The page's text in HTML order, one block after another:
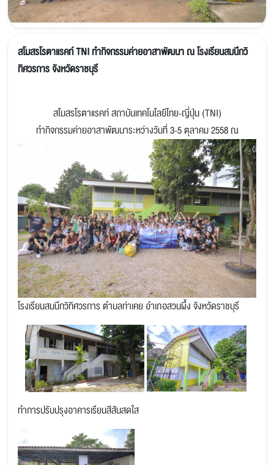
สโมสรโรตาแรคท์ TNI ทำกิจกรรมค่ายอาสาพัฒนา ณ โรงเรียนสมนึกวิ
ทิศวรการ จังหวัดราชบุรี
สโมสรโรตาแรคท์ สถาบันเทคโนโลยีโทย-ญี่ปุ่น (TNI)
ทำกิจกรรมค่ายอาสาพัฒนาระหว่างวันที่ 3-5 ตุลาคม 2558 ณ
โรงเรียนสมนึกวิทิศวรการ ตำบลท่าเคย อำเภอสวนผึ้ง จังหวัดราชบุรี
ทำการปรับปรุงอาคารเรียนสีสันสดใส